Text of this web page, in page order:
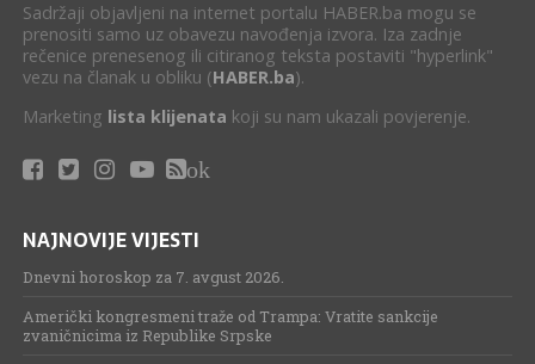
Sadržaji objavljeni na internet portalu HABER.ba mogu se
prenositi samo uz obavezu navođenja izvora. Iza zadnje
rečenice prenesenog ili citiranog teksta postaviti "hyperlink"
vezu na članak u obliku (HABER.ba).
Marketing lista klijenata koji su nam ukazali povjerenje.
ok
NAJNOVIJE VIJESTI
Dnevni horoskop za 7. avgust 2026.
Američki kongresmeni traže od Trampa: Vratite sankcije
zvaničnicima iz Republike Srpske